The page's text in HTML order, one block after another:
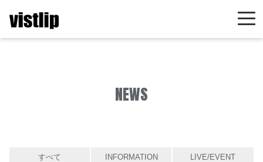
NEWS
すべて INFORMATION LIVE/EVENT